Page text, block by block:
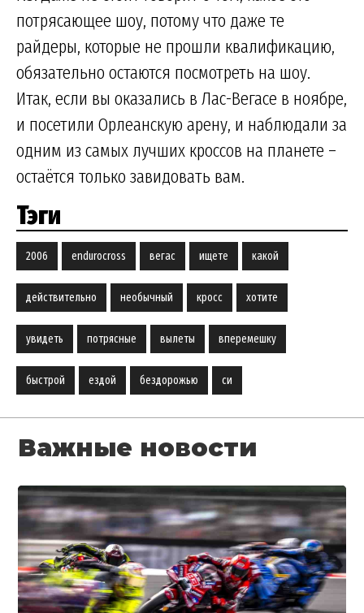
потрясающее шоу, потому что даже те
райдеры, которые не прошли квалификацию,
обязательно остаются посмотреть на шоу.
Итак, если вы оказались в Лас-Вегасе в ноябре,
и посетили Орлеанскую арену, и наблюдали за
одним из самых лучших кроссов на планете –
остаётся только завидовать вам.
Тэги
2006 endurocross вегас ищете какой
действительно необычный кросс хотите
увидеть потрясные вылеты вперемешку
быстрой ездой бездорожью си
Важные новости